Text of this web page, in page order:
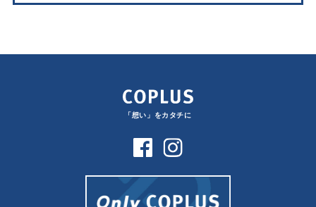
「想い」をカタチに